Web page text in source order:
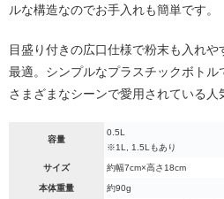
ルな構造なのでお手入れも簡単です。
目盛り付きの広口仕様で粉末も入れ
最適。シンプルなプラスチックボトル
さまざまなシーンで愛用されている人
容量
0.5L
※1L, 1.5Lもあり
サイズ 約幅7cm×高さ18cm
本体重量 約90g